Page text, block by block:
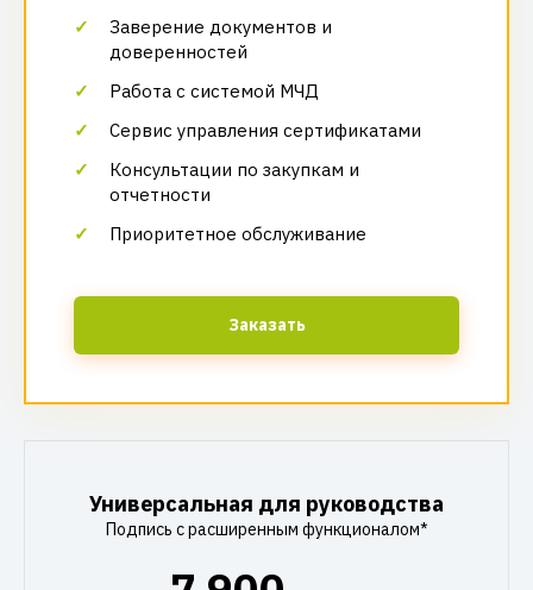
Заверение документов и
доверенностей
Работа с системой МЧД
Сервис управления сертификатами
Консультации по закупкам и
отчетности
Приоритетное обслуживание
Заказать
Универсальная для руководства
Подпись с расширенным функционалом*